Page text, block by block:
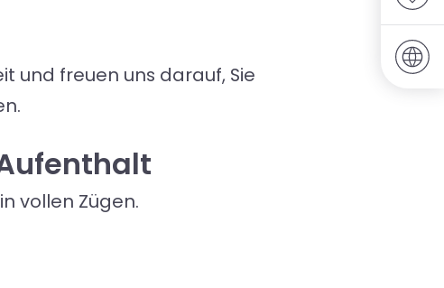
und freuen uns darauf, Sie
vollen Zügen.